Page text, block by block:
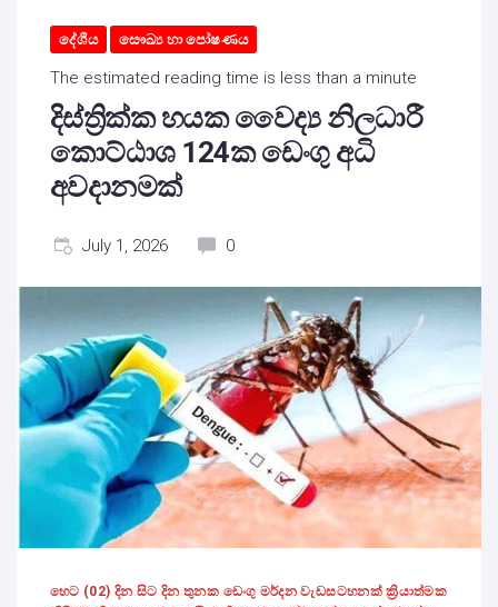
දේශීය සෞඛ්‍ය හා පෝෂණය
The estimated reading time is less than a minute
දිස්ත්‍රික්ක හයක වෛද්‍ය නිලධාරී
කොට්ඨාශ 124ක ඩෙංගු අධි
අවදානමක්
July 1, 2026 0
හෙට (02) දින සිට දින තුනක ඩෙංගු මර්දන වැඩසටහනක් ක්‍රියාත්මක